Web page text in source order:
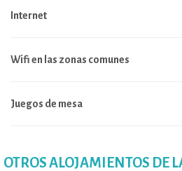
Internet
Wifi en las zonas comunes
Juegos de mesa
OTROS ALOJAMIENTOS DE